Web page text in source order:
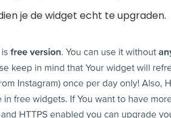
je de widget echt te upgraden.